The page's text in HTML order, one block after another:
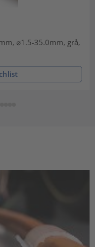
⌀1.5-35.0mm, grå,